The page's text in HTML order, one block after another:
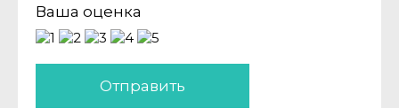
Ваша оценка
Отправить